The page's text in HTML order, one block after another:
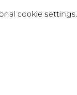
cookie settings.